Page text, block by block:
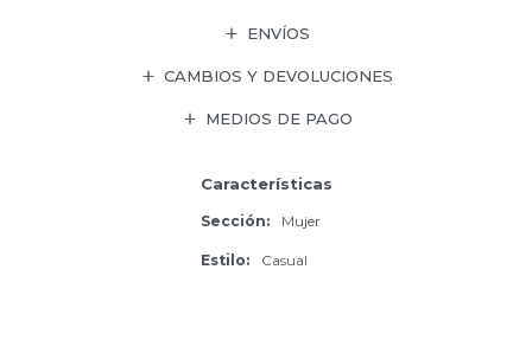
ENVÍOS
CAMBIOS Y DEVOLUCIONES
MEDIOS DE PAGO
Características
Sección Mujer
Estilo Casual